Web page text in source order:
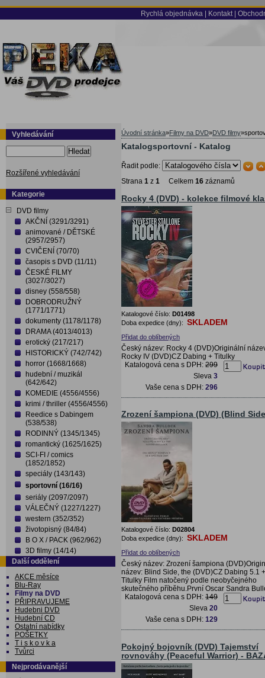
Rychlá objednávka Kontakt
Vyhledávání
Hledat
Rozšířené vyhledávání
Kategorie
DVD filmy
AKČNÍ (3291/3291)
animované / DĚTSKÉ
(2957/2957)
CVIČENÍ (70/70)
časopis s DVD (11/11)
ČESKÉ FILMY
(3027/3027)
disney (558/558)
DOBRODRUŽNÝ
(1771/1771)
dokumenty (1178/1178)
DRAMA (4013/4013)
erotický (217/217)
HISTORICKÝ (742/742)
horror (1668/1668)
hudební / muzikál
(642/642)
KOMEDIE (4556/4556)
krimi / thriller (4556/4556)
Reedice s Dabingem
(538/538)
RODINNÝ (1345/1345)
romantický (1625/1625)
SCI-FI / comics
(1852/1852)
speciály (143/143)
sportovní (16/16)
seriály (2097/2097)
VÁLEČNÝ (1227/1227)
western (352/352)
životopisný (84/84)
B O X / PACK (962/962)
3D filmy (14/14)
Další oddělení
AKCE měsíce
Blu-Ray
Filmy na DVD
PŘIPRAVUJEME
Hudebni DVD
Hudební CD
Ostatní nabídky
POŠETKY
T i s k o v k a
Tvůrci
Nejprodávanější
Úvodní stránka»Filmy na DVD»DVD filmy»
Katalogsportovní - Katalog
Řadit podle:
Strana 1 z 1 Celkem 16 záznamů
Rocky 4 (DVD) - kolekce filmové
Katalogové číslo: D01498
Doba expedice (dny): SKLADEM
Přidat do oblíbených
Český název: Rocky 4 (DVD)Originální
Rocky IV (DVD)CZ Dabing + Titulky
Katalogová cena s DPH: 299
Sleva 3
Vaše cena s DPH: 296
Zrození šampiona (DVD) (Blind
Katalogové číslo: D02804
Doba expedice (dny): SKLADEM
Přidat do oblíbených
Český název: Zrození šampiona
název: Blind Side, the (DVD)CZ Dabing 5.1 +
Titulky Film natočený podle neobyčejného
skutečného příběhu.První Oscar Sandra
Katalogová cena s DPH: 149
Sleva 20
Vaše cena s DPH: 129
Pokojný bojovník (DVD) Tajemství
rovnováhy (Peaceful Warrior) -